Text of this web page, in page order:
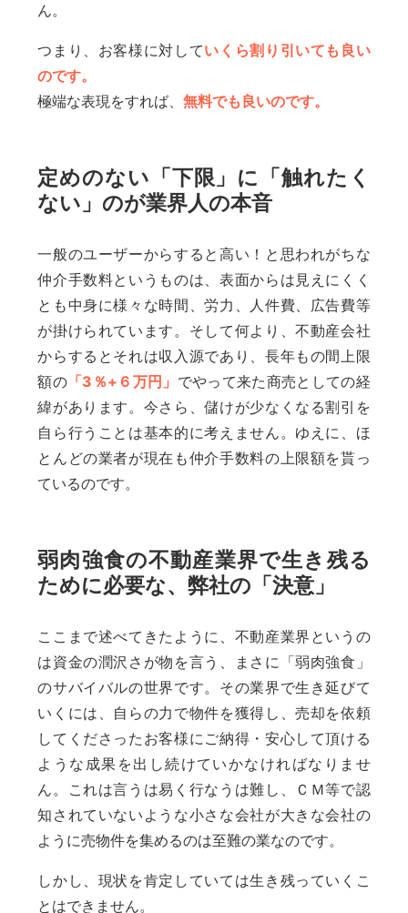
ん。
つまり、お客様に対していくら割り引いても良い
のです。
極端な表現をすれば、無料でも良いのです。
定めのない「下限」に「触れたく
ない」のが業界人の本音
一般のユーザーからすると高い！と思われがちな
仲介手数料というものは、表面からは見えにくく
とも中身に様々な時間、労力、人件費、広告費等
が掛けられています。そして何より、不動産会社
からするとそれは収入源であり、長年もの間上限
額の「3％+６万円」 でやって来た商売としての経
緯があります。今さら、儲けが少なくなる割引を
自ら行うことは基本的に考えません。ゆえに、ほ
とんどの業者が現在も仲介手数料の上限額を貰っ
ているのです。
弱肉強食の不動産業界で生き残る
ために必要な、弊社の「決意」
ここまで述べてきたように、不動産業界というの
は資金の潤沢さが物を言う、まさに「弱肉強食」
のサバイバルの世界です。その業界で生き延びて
いくには、自らの力で物件を獲得し、売却を依頼
してくださったお客様にご納得・安心して頂ける
ような成果を出し続けていかなければなりませ
ん。これは言うは易く行なうは難し、ＣＭ等で認
知されていないような小さな会社が大きな会社の
ように売物件を集めるのは至難の業なのです。
しかし、現状を肯定していては生き残っていくこ
とはできません。